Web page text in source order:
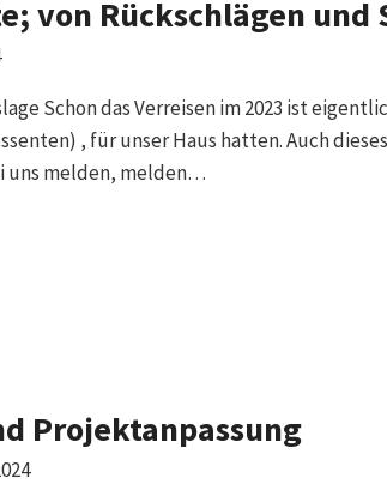
von Rückschlägen
Schon das Verreisen im 2023 ist
, für unser Haus hatten. Auch
uns melden, melden…
Projektanpassung